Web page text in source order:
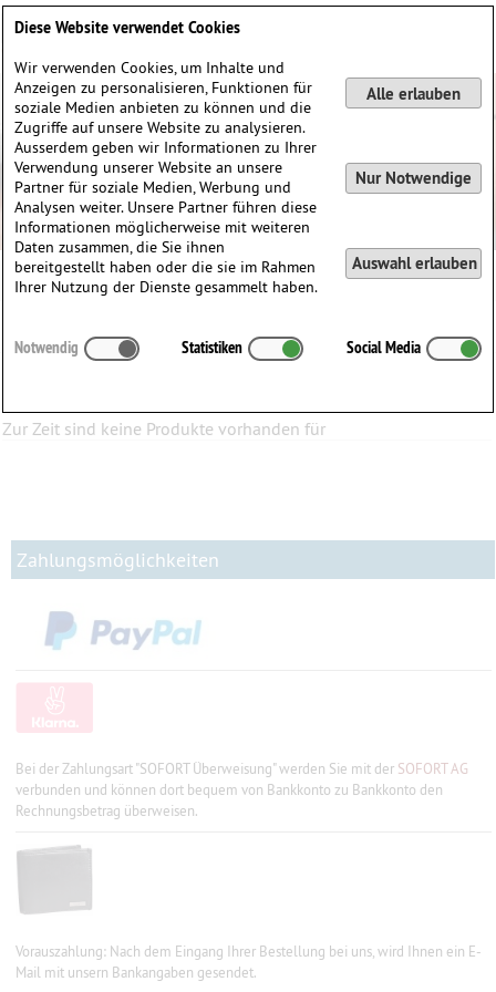
Zur Zeit sind keine Produkte vorhanden für
Zahlungsmöglichkeiten
Bei der Zahlungsart "SOFORT Überweisung" werden Sie mit der SOFORT AG
verbunden und können dort bequem von Bankkonto zu Bankkonto den
Rechnungsbetrag überweisen.
Vorauszahlung: Nach dem Eingang Ihrer Bestellung bei uns, wird Ihnen ein E-
Mail mit unsern Bankangaben gesendet.
Diese Website verwendet Cookies
Wir verwenden Cookies, um Inhalte und
Anzeigen zu personalisieren, Funktionen für
soziale Medien anbieten zu können und die
Zugriffe auf unsere Website zu analysieren.
Ausserdem geben wir Informationen zu Ihrer
Verwendung unserer Website an unsere
Partner für soziale Medien, Werbung und
Analysen weiter. Unsere Partner führen diese
Informationen möglicherweise mit weiteren
Daten zusammen, die Sie ihnen
bereitgestellt haben oder die sie im Rahmen
Ihrer Nutzung der Dienste gesammelt haben.
Alle erlauben
Nur Notwendige
Auswahl erlauben
Notwendig Statistiken Social Media